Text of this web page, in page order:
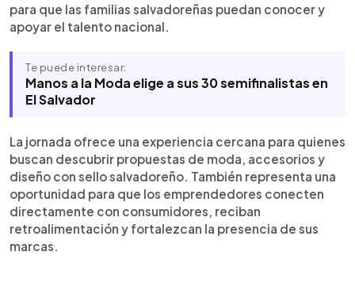
para que las familias salvadoreñas puedan conocer y
apoyar el talento nacional.
Te puede interesar:
Manos a la Moda elige a sus 30 semifinalistas en
El Salvador
La jornada ofrece una experiencia cercana para quienes
buscan descubrir propuestas de moda, accesorios y
diseño con sello salvadoreño. También representa una
oportunidad para que los emprendedores conecten
directamente con consumidores, reciban
retroalimentación y fortalezcan la presencia de sus
marcas.